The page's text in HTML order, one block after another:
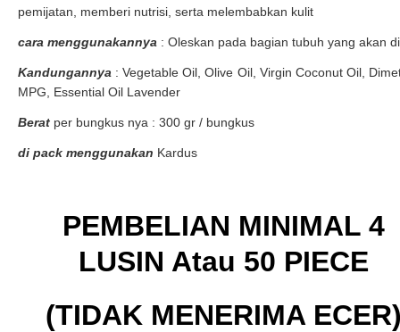
pemijatan, memberi nutrisi, serta melembabkan kulit
cara menggunakannya : Oleskan pada bagian tubuh yang akan
Kandungannya : Vegetable Oil, Olive Oil, Virgin Coconut Oil,
MPG, Essential Oil Lavender
Berat per bungkus nya : 300 gr / bungkus
di pack menggunakan Kardus
PEMBELIAN MINIMAL 4
LUSIN Atau 50 PIECE
(TIDAK MENERIMA